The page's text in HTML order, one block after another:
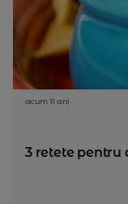
acum 11 ani
3 retete pentru